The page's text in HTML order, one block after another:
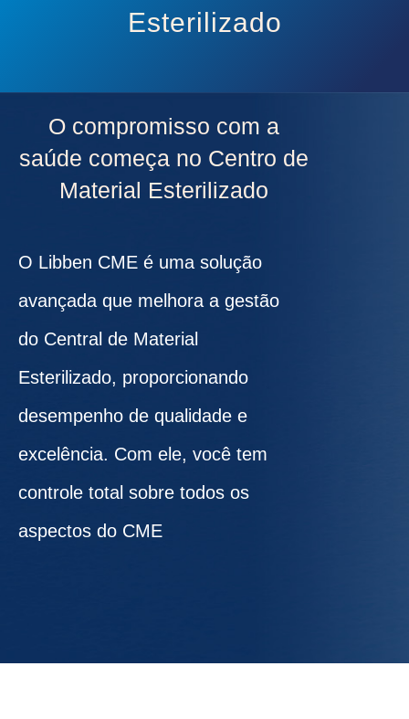
Esterilizado
O compromisso com a
saúde começa no Centro de
Material Esterilizado
O Libben CME é uma solução
avançada que melhora a gestão
do Central de Material
Esterilizado, proporcionando
desempenho de qualidade e
excelência. Com ele, você tem
controle total sobre todos os
aspectos do CME